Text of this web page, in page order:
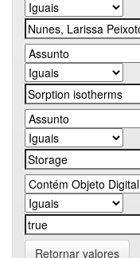
Retornar valores